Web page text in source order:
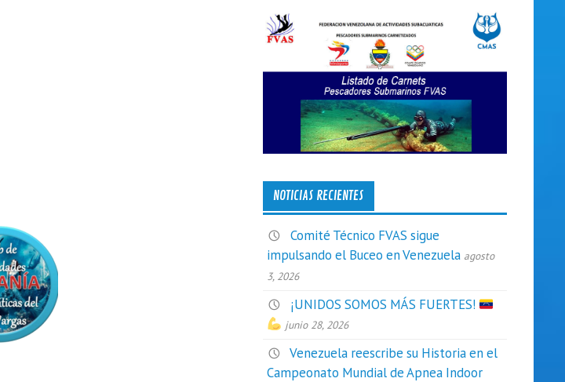
NOTICIAS RECIENTES
Comité Técnico FVAS sigue
impulsando el Buceo en Venezuela agosto
3, 2026
¡UNIDOS SOMOS MÁS FUERTES!
junio 28, 2026
Venezuela reescribe su Historia en el
Campeonato Mundial de Apnea Indoor